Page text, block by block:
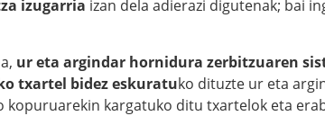
izugarria izan dela adierazi digutenak; bai
ur eta argindar hornidura zerbitzuaren
txartel bidez eskuratuko dituzte ur eta
kopuruarekin kargatuko ditu txartelok eta